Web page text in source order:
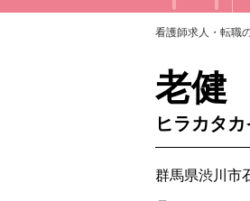
看護師求人・転職
老健
ヒラカタ
群馬県渋川市